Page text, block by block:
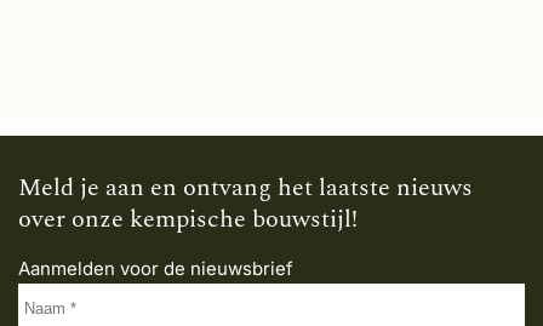
Meld je aan en ontvang het laatste nieuws
over onze kempische bouwstijl!
Aanmelden voor de nieuwsbrief